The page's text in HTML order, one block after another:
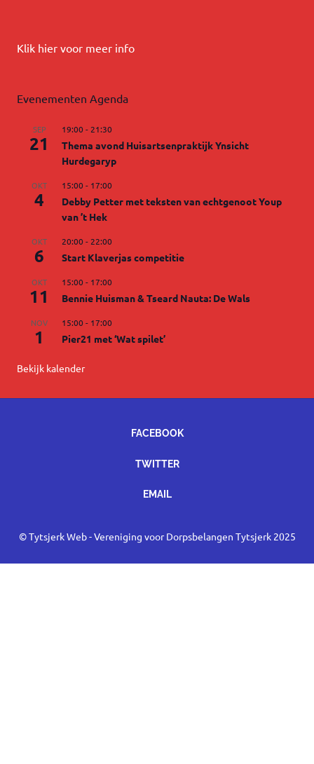
Klik hier voor meer info
Evenementen Agenda
SEP
21
19:00- 21:30
Thema avond Huisartsenpraktijk Ynsicht
Hurdegaryp
OKT
4
15:00- 17:00
Debby Petter met teksten van echtgenoot Youp
van ’t Hek
OKT
6
20:00- 22:00
Start Klaverjas competitie
OKT
11
15:00- 17:00
Bennie Huisman & Tseard Nauta: De Wals
NOV
1
15:00- 17:00
Pier21 met ‘Wat spilet’
Bekijk kalender
FACEBOOK
TWITTER
EMAIL
© Tytsjerk Web - Vereniging voor Dorpsbelangen Tytsjerk 2025